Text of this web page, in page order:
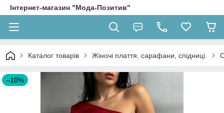
Інтернет-магазин "Мода-Позитив"
Каталог товарів Жіночі плаття, сарафани, спідниці.
–10%